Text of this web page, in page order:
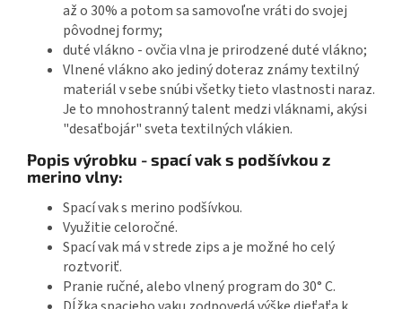
až o 30% a potom sa samovoľne vráti do svojej
pôvodnej formy;
duté vlákno - ovčia vlna je prirodzené duté vlákno;
Vlnené vlákno ako jediný doteraz známy textilný
materiál v sebe snúbi všetky tieto vlastnosti naraz.
Je to mnohostranný talent medzi vláknami, akýsi
"desaťbojár" sveta textilných vlákien.
Popis výrobku - spací vak s podšívkou z
merino vlny:
Spací vak s merino podšívkou.
Využitie celoročné.
Spací vak má v strede zips a je možné ho celý
roztvoriť.
Pranie ručné, alebo vlnený program do 30° C.